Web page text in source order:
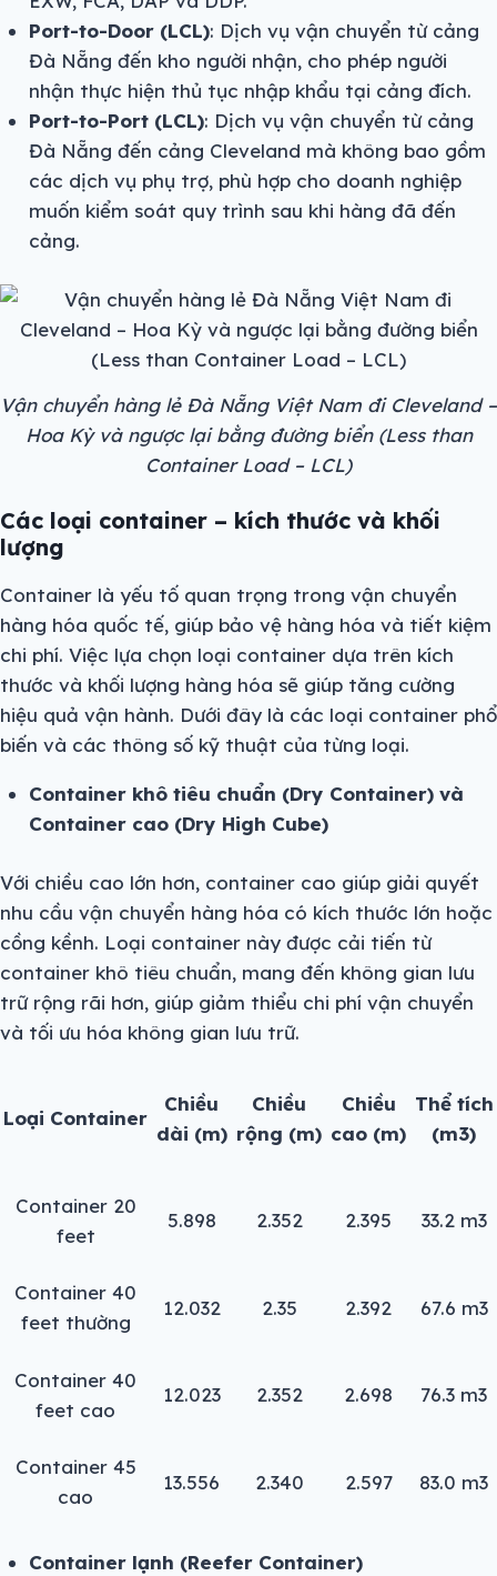
Port-to-Door (LCL): Dịch vụ vận chuyển từ cảng
Đà Nẵng đến kho người nhận, cho phép người
nhận thực hiện thủ tục nhập khẩu tại cảng đích.
Port-to-Port (LCL): Dịch vụ vận chuyển từ cảng
Đà Nẵng đến cảng Cleveland mà không bao gồm
các dịch vụ phụ trợ, phù hợp cho doanh nghiệp
muốn kiểm soát quy trình sau khi hàng đã đến
cảng.
Vận chuyển hàng lẻ Đà Nẵng Việt Nam đi Cleveland –
Hoa Kỳ và ngược lại bằng đường biển (Less than
Container Load – LCL)
Các loại container – kích thước và khối
lượng
Container là yếu tố quan trọng trong vận chuyển
hàng hóa quốc tế, giúp bảo vệ hàng hóa và tiết kiệm
chi phí. Việc lựa chọn loại container dựa trên kích
thước và khối lượng hàng hóa sẽ giúp tăng cường
hiệu quả vận hành. Dưới đây là các loại container phổ
biến và các thông số kỹ thuật của từng loại.
Container khô tiêu chuẩn (Dry Container) và
Container cao (Dry High Cube)
Với chiều cao lớn hơn, container cao giúp giải quyết
nhu cầu vận chuyển hàng hóa có kích thước lớn hoặc
cồng kềnh. Loại container này được cải tiến từ
container khô tiêu chuẩn, mang đến không gian lưu
trữ rộng rãi hơn, giúp giảm thiểu chi phí vận chuyển
và tối ưu hóa không gian lưu trữ.
Loại Container
Chiều
dài (m)
Chiều
rộng (m)
Chiều
cao (m)
Thể tích
(m3)
Container 20
feet
5.898 2.352 2.395 33.2 m3
Container 40
feet thường
12.032 2.35 2.392 67.6 m3
Container 40
feet cao
12.023 2.352 2.698 76.3 m3
Container 45
cao
13.556 2.340 2.597 83.0 m3
Container lạnh (Reefer Container)